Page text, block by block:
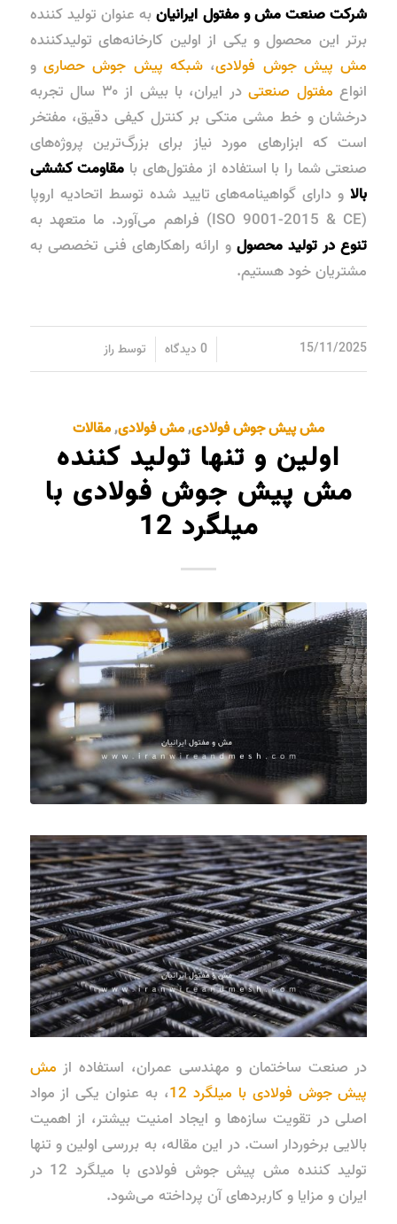
شرکت صنعت مش و مفتول ایرانیانبه عنوان تولید کننده
برتر این محصول و یکی از اولین کارخانه‌های تولیدکننده
مش پیش جوش فولادی، شبکه پیش جوش حصاری و
انواع مفتول صنعتی
در ایران، با بیش از ۳۰ سال تجربه
درخشان و خط مشی متکی بر کنترل کیفی دقیق، مفتخر
است که ابزارهای مورد نیاز برای بزرگ‌ترین پروژه‌های
صنعتی شما را با استفاده از مفتول‌های با مقاومت کششی
بالاو دارای گواهینامه‌های تایید شده توسط اتحادیه اروپا
(ISO 9001-2015 & CE) فراهم می‌آورد. ما متعهد به
تنوع در تولید محصول و ارائه راهکارهای فنی تخصصی به
مشتریان خود هستیم.
15/11/2025 0 دیدگاه توسطراز
مش پیش جوش فولادی,مش فولادی,مقالات
اولین و تنها تولید کننده
مش پیش جوش فولادی با
میلگرد 12
در صنعت ساختمان و مهندسی عمران، استفاده از مش
پیش جوش فولادی با میلگرد 12
، به عنوان یکی از مواد
اصلی در تقویت سازه‌ها و ایجاد امنیت بیشتر، از اهمیت
بالایی برخوردار است. در این مقاله، به بررسی اولین و تنها
تولید کننده مش پیش جوش فولادی با میلگرد 12 در
ایران و مزایا و کاربردهای آن پرداخته می‌شود.